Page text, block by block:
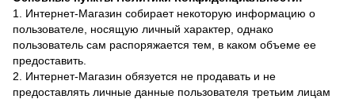
1. Интернет-Магазин собирает некоторую информацию о
пользователе, носящую личный характер, однако
пользователь сам распоряжается тем, в каком объеме ее
предоставить.
2. Интернет-Магазин обязуется не продавать и не
предоставлять личные данные пользователя третьим лицам